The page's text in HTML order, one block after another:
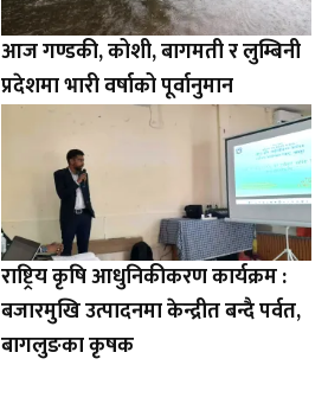
आज गण्डकी, कोशी, बागमती र लुम्बिनी
प्रदेशमा भारी वर्षाको पूर्वानुमान
राष्ट्रिय कृषि आधुनिकीकरण कार्यक्रम :
बजारमुखि उत्पादनमा केन्द्रीत बन्दै पर्वत,
बागलुङका कृषक